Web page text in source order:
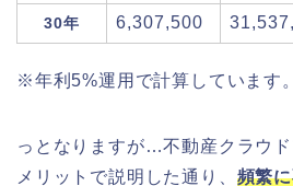
30年 6,307,500
※年利5%運用で計算しています。
っとなりますが…不動産クラウ
メリットで説明した通り、 頻繁